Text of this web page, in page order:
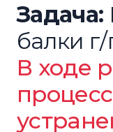
Задача:
балки г/
В ходе